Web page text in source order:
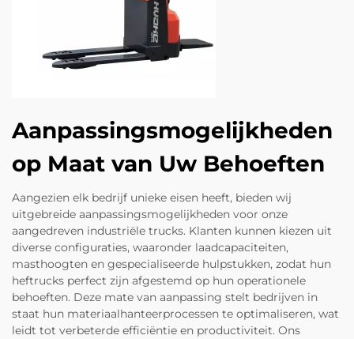
Aanpassingsmogelijkheden
op Maat van Uw Behoeften
Aangezien elk bedrijf unieke eisen heeft, bieden wij
uitgebreide aanpassingsmogelijkheden voor onze
aangedreven industriële trucks. Klanten kunnen kiezen uit
diverse configuraties, waaronder laadcapaciteiten,
masthoogten en gespecialiseerde hulpstukken, zodat hun
heftrucks perfect zijn afgestemd op hun operationele
behoeften. Deze mate van aanpassing stelt bedrijven in
staat hun materiaalhanteerprocessen te optimaliseren, wat
leidt tot verbeterde efficiëntie en productiviteit. Ons